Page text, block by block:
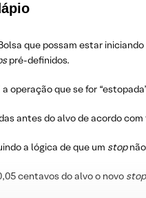
que possam estar
pré-definidos.
operação que se for
antes do alvo de acordo
a lógica de que um stopnão
centavos do alvo o novo stop